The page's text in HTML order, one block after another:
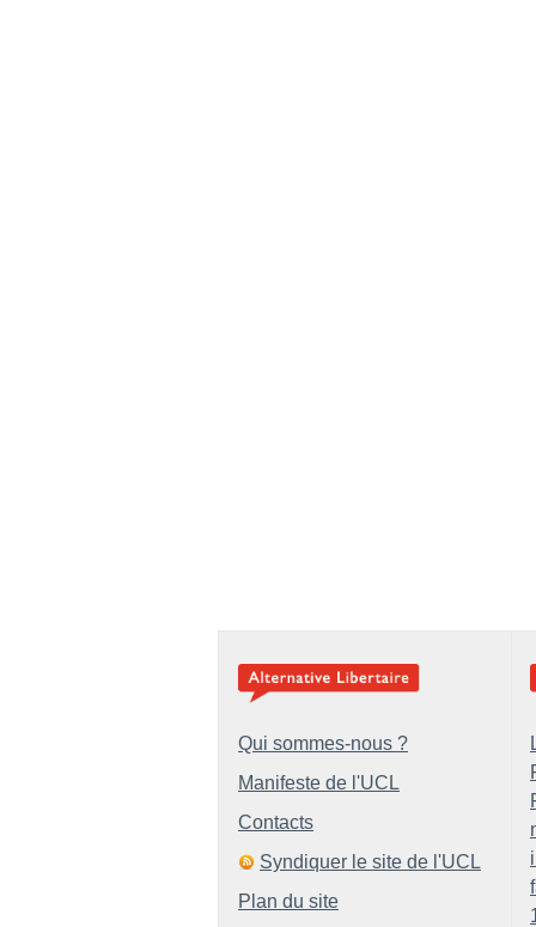
Qui sommes-nous ?
Manifeste de l'UCL
Contacts
Syndiquer le site de l'UCL
Plan du site